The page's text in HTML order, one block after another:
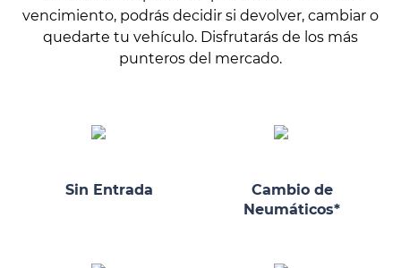
vencimiento, podrás decidir si devolver, cambiar o
quedarte tu vehículo. Disfrutarás de los más
punteros del mercado.
Sin Entrada
Cambio de
Neumáticos*